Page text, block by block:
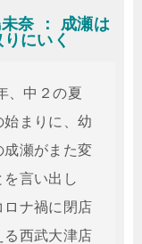
奈 ： 成瀬は
にいく
、中２の夏
始まりに、幼
成瀬がまた変
を言い出し
ロナ禍に閉店
る西武大津店